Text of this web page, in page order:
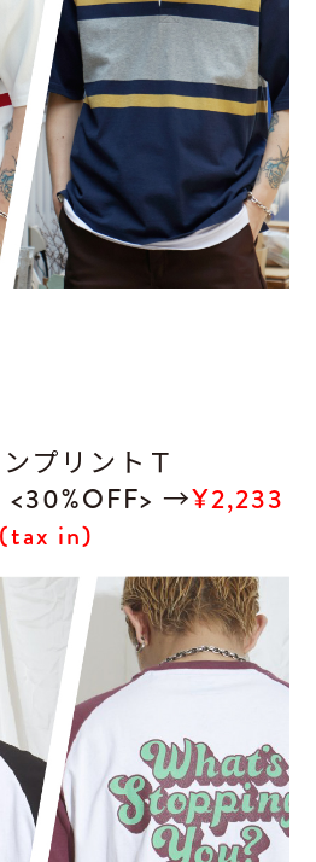
プリントＴ
→¥2,233
(tax in)